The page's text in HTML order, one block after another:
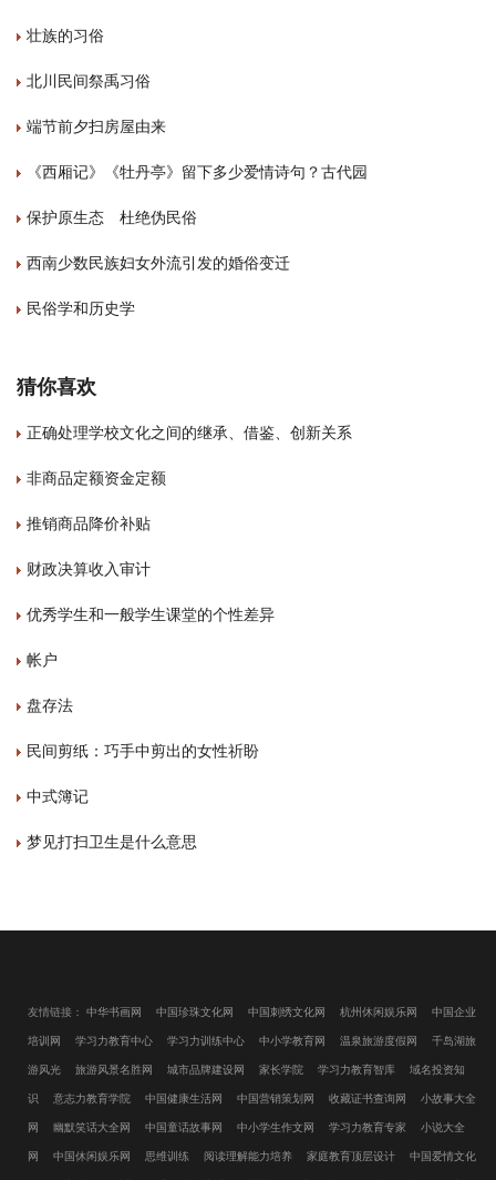
壮族的习俗
北川民间祭禹习俗
端节前夕扫房屋由来
《西厢记》《牡丹亭》留下多少爱情诗句？古代园
保护原生态 杜绝伪民俗
西南少数民族妇女外流引发的婚俗变迁
民俗学和历史学
猜你喜欢
正确处理学校文化之间的继承、借鉴、创新关系
非商品定额资金定额
推销商品降价补贴
财政决算收入审计
优秀学生和一般学生课堂的个性差异
帐户
盘存法
民间剪纸：巧手中剪出的女性祈盼
中式簿记
梦见打扫卫生是什么意思
友情链接： 中华书画网 中国珍珠文化网 中国刺绣文化网 杭州休闲娱乐网 中国企业
培训网 学习力教育中心 学习力训练中心 中小学教育网 温泉旅游度假网 千岛湖旅
游风光 旅游风景名胜网 城市品牌建设网 家长学院 学习力教育智库 域名投资知
识 意志力教育学院 中国健康生活网 中国营销策划网 收藏证书查询网 小故事大全
网 幽默笑话大全网 中国童话故事网 中小学生作文网 学习力教育专家 小说大全
网 中国休闲娱乐网 思维训练 阅读理解能力培养 家庭教育顶层设计 中国爱情文化